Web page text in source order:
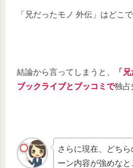
「兄だったモノ 外伝」はどこ
結論から言ってしまうと、
「
ブックライブとブッコミで独占
さらに現在、どち
ーン内容が強めなと